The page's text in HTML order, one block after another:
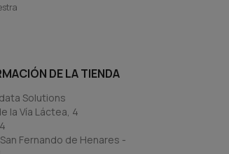
DE LA TIENDA
Solutions
la Vía Láctea, 4
Fernando de Henares -